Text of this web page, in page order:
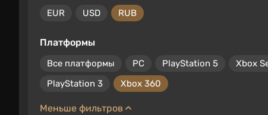
EUR USD RUB
Платформы
Все платформы PC PlayStation 5 Xbox
PlayStation 3
Xbox 360
Меньше фильтров